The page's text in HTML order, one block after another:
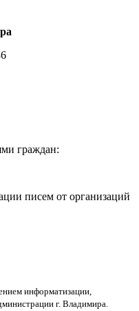
граждан:
писем от организаций
информатизации,
г. Владимира.